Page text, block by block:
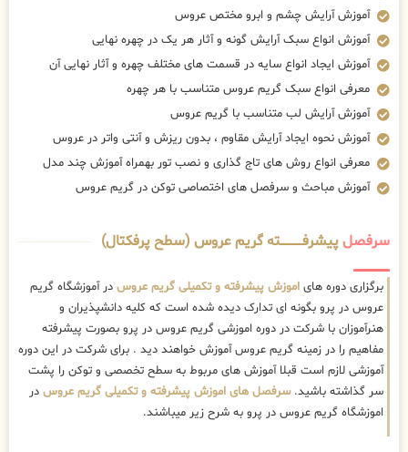
آموزش آرایش چشم و ابرو مختص عروس
آموزش انواع سبک آرایش گونه و آثار هر یک در چهره نهایی
آموزش ایجاد انواع سایه در قسمت های مختلف چهره و آثار نهایی آن
معرفی انواع سبک گریم عروس متناسب با هر چهره
آموزش آرایش لب متناسب با گریم عروس
آموزش نحوه ایجاد آرایش مقاوم ، بدون ریزش و آنتی واتر در عروس
معرفی انواع روش های تاج گذاری و نصب تور بهمراه آموزش چند مدل
آموزش مباحث و سرفصل های اختصاصی توکن در گریم عروس
سرفصلپیشرفــــــــــــته گریم عروس (سطح پرفکتال)
برگزاری دوره های اموزش پیشرفته و تکمیلی گریم عروس در آموزشگاه گریم
عروس در پرو بگونه ای تدارک دیده شده است که کلیه دانشپذیران و
هنرآموزان با شرکت در دوره اموزشی گریم عروس در پرو بصورت پیشرفته
مفاهیم را در زمینه گریم عروس آموزش خواهند دید . برای شرکت در این دوره
آموزشی لازم است قبلا آموزش های مربوط به سطح تخصصی و توکن را پشت
سر گذاشته باشید.سرفصل های اموزش پیشرفته و تکمیلی گریم عروس در
اموزشگاه گریم عروس در پرو به شرح زیر میباشند.